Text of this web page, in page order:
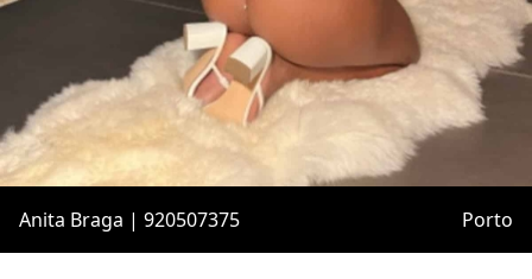
Anita Braga | 920507375 Porto